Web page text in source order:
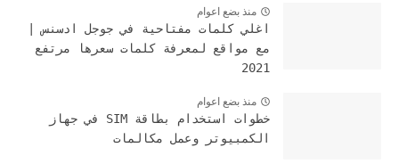
منذ بضع اعوام
اغلي كلمات مفتاحية في جوجل ادسنس |
مع مواقع لمعرفة كلمات سعرها مرتفع
2021
منذ بضع اعوام
خطوات استخدام بطاقة SIM في جهاز
الكمبيوتر وعمل مكالمات